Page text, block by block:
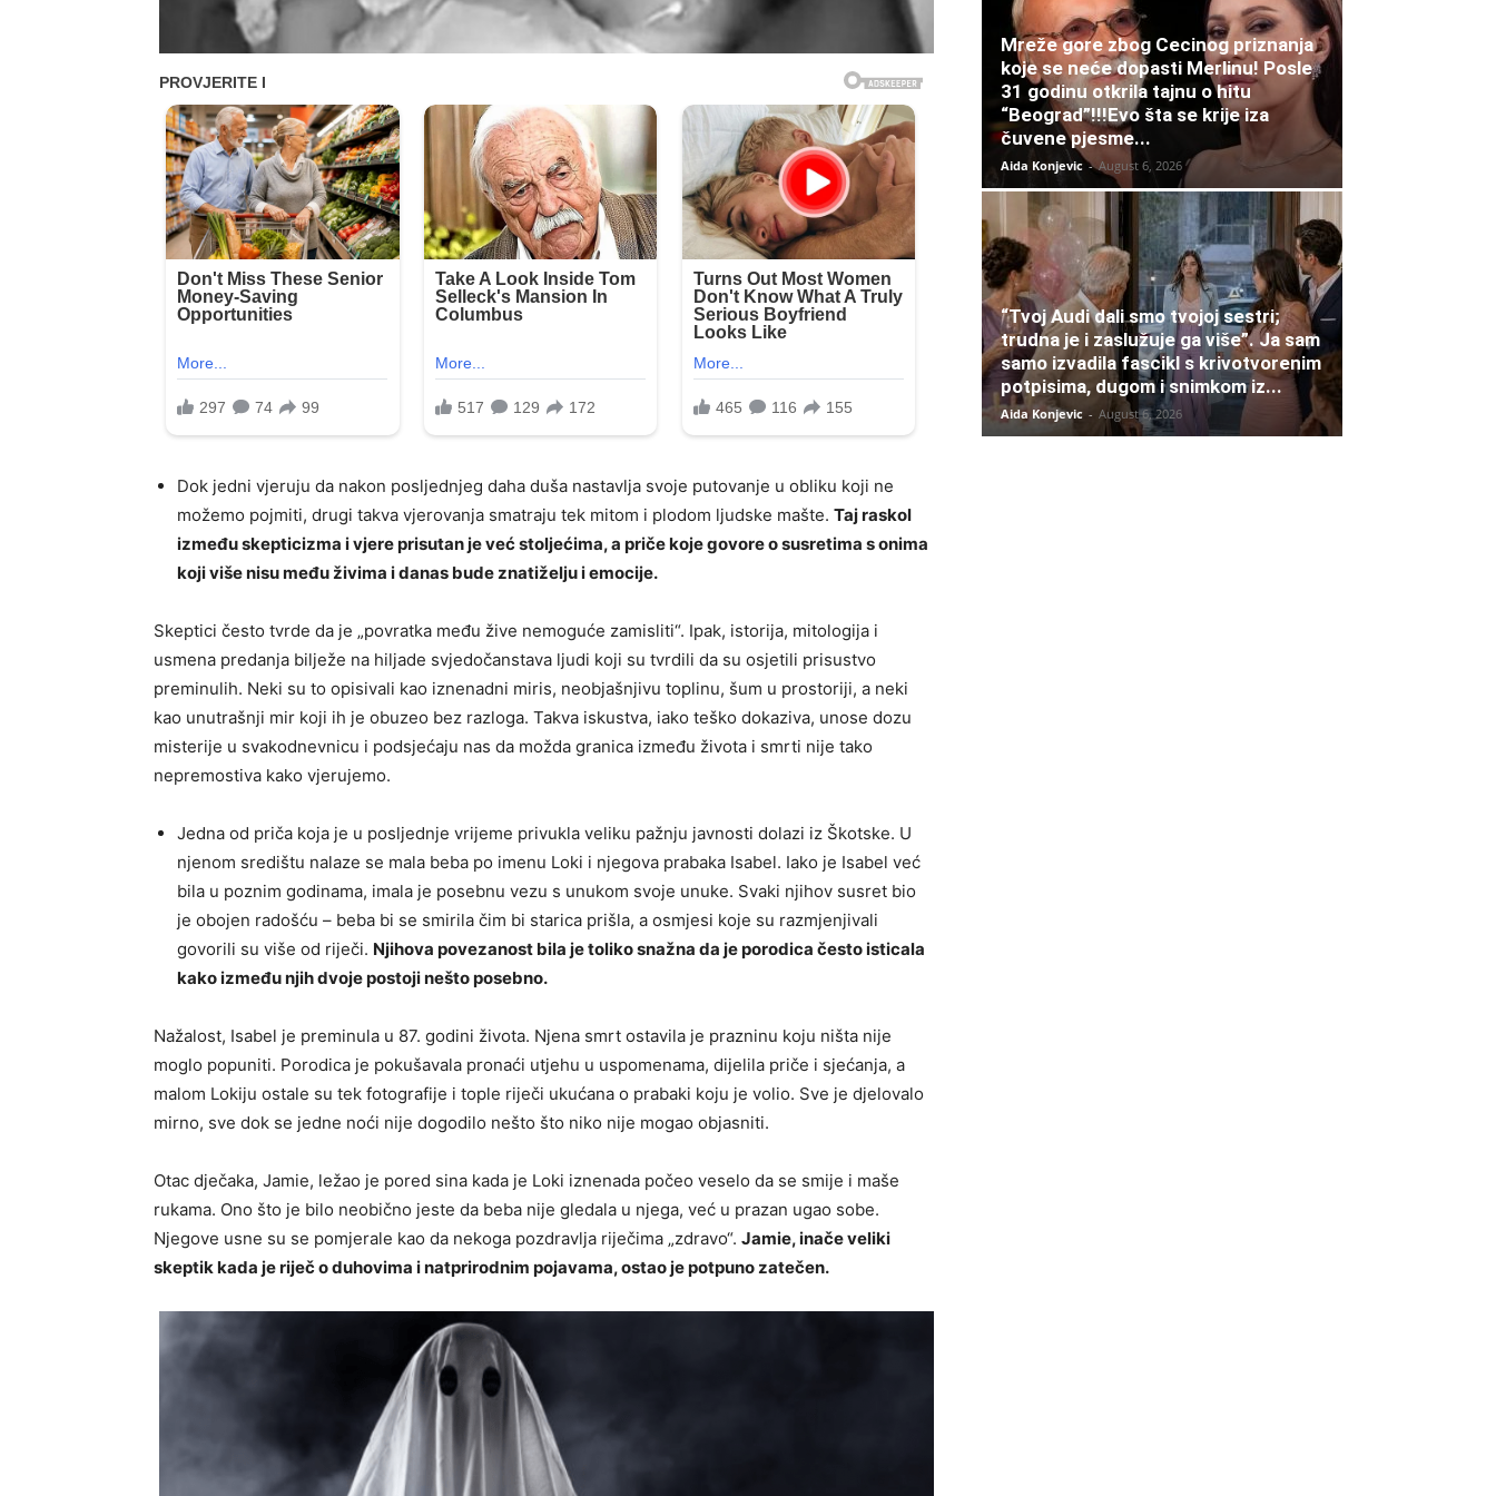
Dok jedni vjeruju da nakon posljednjeg daha duša nastavlja svoje putovanje u obliku koji ne
možemo pojmiti, drugi takva vjerovanja smatraju tek mitom i plodom ljudske mašte. Taj raskol
između skepticizma i vjere prisutan je već stoljećima, a priče koje govore o susretima s onima
koji više nisu među živima i danas bude znatiželju i emocije.
Skeptici često tvrde da je „povratka među žive nemoguće zamisliti“. Ipak, istorija, mitologija i
usmena predanja bilježe na hiljade svjedočanstava ljudi koji su tvrdili da su osjetili prisustvo
preminulih. Neki su to opisivali kao iznenadni miris, neobjašnjivu toplinu, šum u prostoriji, a neki
kao unutrašnji mir koji ih je obuzeo bez razloga. Takva iskustva, iako teško dokaziva, unose dozu
misterije u svakodnevnicu i podsjećaju nas da možda granica između života i smrti nije tako
nepremostiva kako vjerujemo.
Jedna od priča koja je u posljednje vrijeme privukla veliku pažnju javnosti dolazi iz Škotske. U
njenom središtu nalaze se mala beba po imenu Loki i njegova prabaka Isabel. Iako je Isabel već
bila u poznim godinama, imala je posebnu vezu s unukom svoje unuke. Svaki njihov susret bio
je obojen radošću – beba bi se smirila čim bi starica prišla, a osmjesi koje su razmjenjivali
govorili su više od riječi. Njihova povezanost bila je toliko snažna da je porodica često isticala
kako između njih dvoje postoji nešto posebno.
Nažalost, Isabel je preminula u 87. godini života. Njena smrt ostavila je prazninu koju ništa nije
moglo popuniti. Porodica je pokušavala pronaći utjehu u uspomenama, dijelila priče i sjećanja, a
malom Lokiju ostale su tek fotografije i tople riječi ukućana o prabaki koju je volio. Sve je djelovalo
mirno, sve dok se jedne noći nije dogodilo nešto što niko nije mogao objasniti.
Otac dječaka, Jamie, ležao je pored sina kada je Loki iznenada počeo veselo da se smije i maše
rukama. Ono što je bilo neobično jeste da beba nije gledala u njega, već u prazan ugao sobe.
Njegove usne su se pomjerale kao da nekoga pozdravlja riječima „zdravo“. Jamie, inače veliki
skeptik kada je riječ o duhovima i natprirodnim pojavama, ostao je potpuno zatečen.
Mreže gore zbog Cecinog priznanja
koje se neće dopasti Merlinu! Posle
31 godinu otkrila tajnu o hitu
“Beograd”!!!Evo šta se krije iza
čuvene pjesme...
Aida Konjevic - August 6, 2026
“Tvoj Audi dali smo tvojoj sestri;
trudna je i zaslužuje ga više”. Ja sam
samo izvadila fascikl s krivotvorenim
potpisima, dugom i snimkom iz...
Aida Konjevic - August 6, 2026